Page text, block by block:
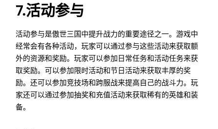
7.活动参与
活动参与是傲世三国中提升战力的重要途径之一。游戏中
经常会有各种活动，玩家可以通过参与这些活动来获取额
外的资源和奖励。玩家可以参加日常任务和活动任务来获
取奖励。可以参加限时活动和节日活动来获取丰厚的奖
励。还可以参加竞技场和跨服战来提高自己的战斗力。玩
家还可以通过参加抽奖和充值活动来获取稀有的英雄和装
备。